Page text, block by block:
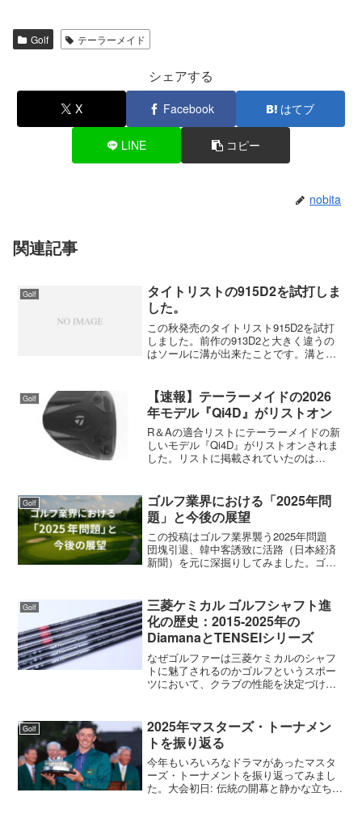
Golf テーラーメイド
シェアする
X Facebook はてブ
LINE コピー
nobita
関連記事
Golf
タイトリストの915D2を試打しま
した。
この秋発売のタイトリスト915D2を試打
しました。前作の913D2と大きく違うの
はソールに溝が出来たことです。溝と言
も少し変わりました。残念なのはソール
ウェイトの形状...
Golf
【速報】テーラーメイドの2026
年モデル『Qi4D』がリストオン
R＆Aの適合リストにテーラーメイドの新
しいモデル『Qi4D』がリストオンされま
した。リストに掲載されていたのは
ロが使用すると思われます。
Golf
ゴルフ業界における「2025年問
題」と今後の展望
この投稿はゴルフ業界襲う2025年問題
団塊引退、韓中客誘致に活路（日本経済
新聞）を元に深掘りしてみました。ゴル
ルフ業界は、かつてない転換期を迎えよ
うとしていま...
Golf
三菱ケミカル ゴルフシャフト進
化の歴史：2015-2025年の
DiamanaとTENSEIシリーズ
なぜゴルファーは三菱ケミカルのシャフ
トに魅了されるのかゴルフというスポー
ツにおいて、クラブの性能を決定づける
ミカルは一貫して世界のトップシーンで
圧倒的な存在感を放ち続け...
Golf
2025年マスターズ・トーナメン
トを振り返る
今年もいろいろなドラマがあったマスタ
ーズ・トーナメントを振り返ってみまし
た。大会初日: 伝統の開幕と静かな立ち上